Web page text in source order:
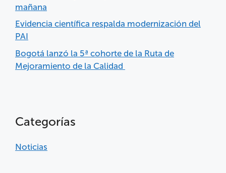
mañana
Evidencia científica respalda modernización del
PAI
Bogotá lanzó la 5ª cohorte de la Ruta de
Mejoramiento de la Calidad
Categorías
Noticias